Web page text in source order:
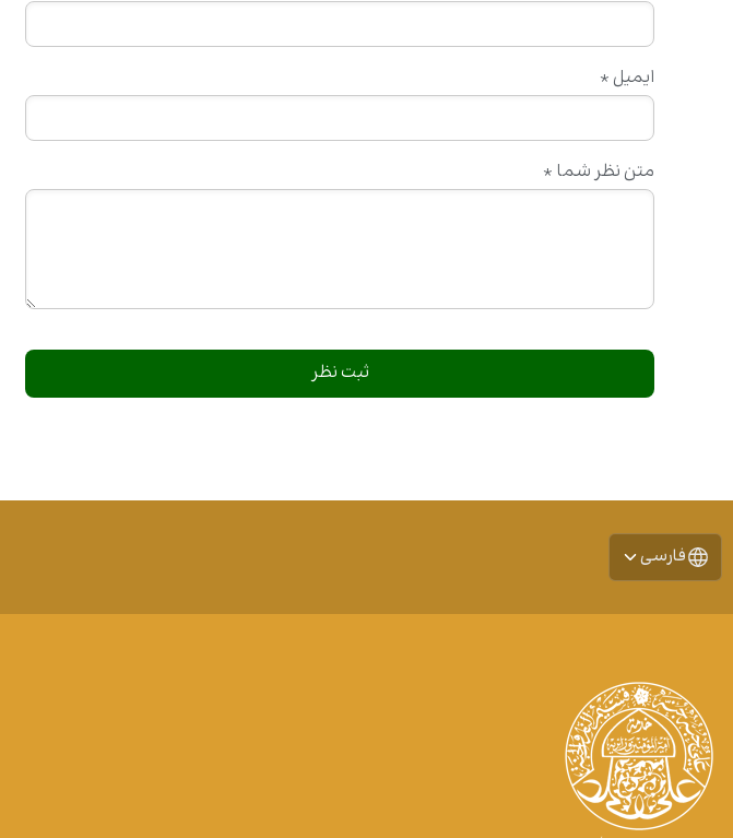
متن نظر شما *
ایمیل *
فارسی